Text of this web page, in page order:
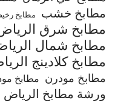
مطابخ خشب مطابخ
مطابخ شرق
مطابخ شمال
مطابخ كلادينج
مطابخ مودرن مطابخ مودرن
ورشة مطابخ الرياض